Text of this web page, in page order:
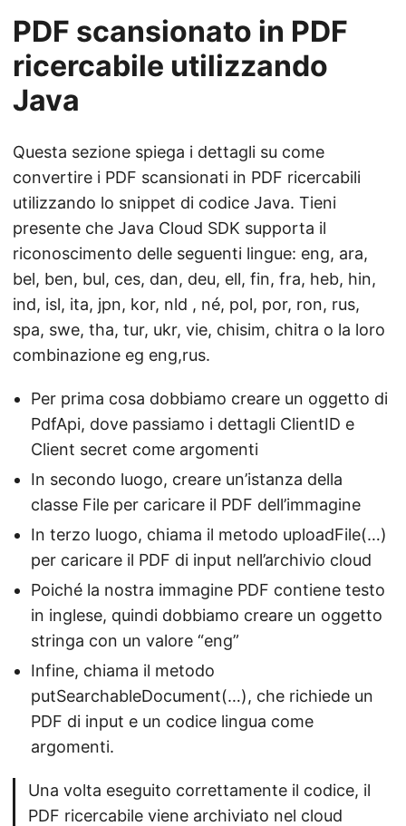
PDF scansionato in PDF
ricercabile utilizzando
Java
Questa sezione spiega i dettagli su come
convertire i PDF scansionati in PDF ricercabili
utilizzando lo snippet di codice Java. Tieni
presente che Java Cloud SDK supporta il
riconoscimento delle seguenti lingue: eng, ara,
bel, ben, bul, ces, dan, deu, ell, fin, fra, heb, hin,
ind, isl, ita, jpn, kor, nld , né, pol, por, ron, rus,
spa, swe, tha, tur, ukr, vie, chisim, chitra o la loro
combinazione eg eng,rus.
Per prima cosa dobbiamo creare un oggetto di
PdfApi, dove passiamo i dettagli ClientID e
Client secret come argomenti
In secondo luogo, creare un’istanza della
classe File per caricare il PDF dell’immagine
In terzo luogo, chiama il metodo uploadFile(…)
per caricare il PDF di input nell’archivio cloud
Poiché la nostra immagine PDF contiene testo
in inglese, quindi dobbiamo creare un oggetto
stringa con un valore “eng”
Infine, chiama il metodo
putSearchableDocument(…), che richiede un
PDF di input e un codice lingua come
argomenti.
Una volta eseguito correttamente il codice, il
PDF ricercabile viene archiviato nel cloud